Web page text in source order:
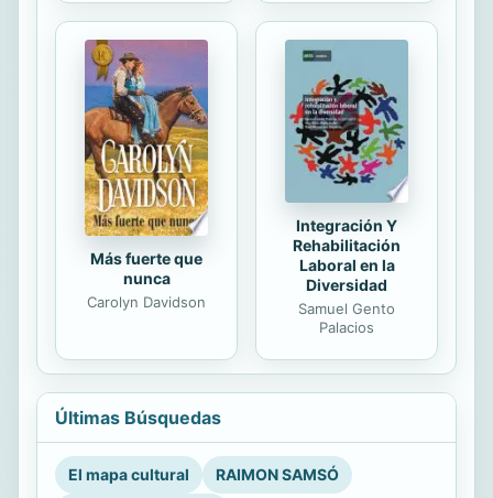
Más fuerte que
nunca
Carolyn Davidson
Integración Y
Rehabilitación
Laboral en la
Diversidad
Samuel Gento
Palacios
Últimas Búsquedas
El mapa cultural
RAIMON SAMSÓ